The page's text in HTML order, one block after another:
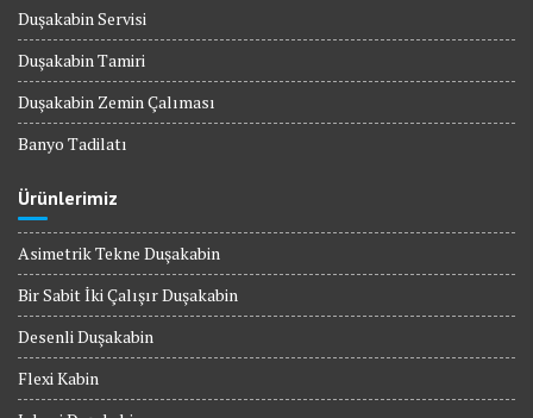
Duşakabin Servisi
Duşakabin Tamiri
Duşakabin Zemin Çalıması
Banyo Tadilatı
Ürünlerimiz
Asimetrik Tekne Duşakabin
Bir Sabit İki Çalışır Duşakabin
Desenli Duşakabin
Flexi Kabin